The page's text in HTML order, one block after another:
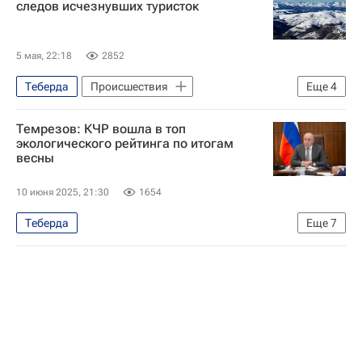
следов исчезнувших туристок
5 мая, 22:18 2852
Еще4
Теберда
Происшествия
Карачаевский район
Архыз
Следственный комитет России (СК РФ)
Темрезов: КЧР вошла в топ
экологического рейтинга по итогам
весны
10 июня 2025, 21:30 1654
Еще7
Теберда
Карачаево-Черкесская Республика